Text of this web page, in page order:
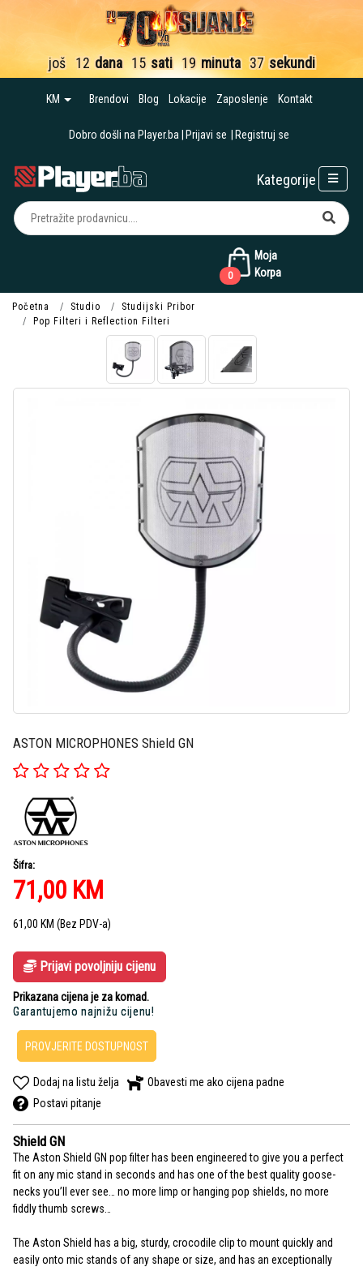
još 12 dana 15 sati 19 minuta 37 sekundi
KM Brendovi Blog Lokacije Zaposlenje Kontakt
Dobro došli na Player.ba Prijavi se Registruj se
Moja
Korpa
0
Kategorije
Početna Studio
Studijski Pribor
Pop Filteri i Reflection Filteri
ASTON MICROPHONES Shield GN
Šifra:
71,00 KM
61,00 KM (Bez PDV-a)
Prijavi povoljniju cijenu
Prikazana cijena je za komad.
Garantujemo najnižu cijenu!
PROVJERITE DOSTUPNOST
Dodaj na listu želja
Obavesti me ako cijena padne
Postavi pitanje
Shield GN
The Aston Shield GN pop filter has been engineered to give you a perfect
fit on any mic stand in seconds and has one of the best quality goose-
necks you’ll ever see… no more limp or hanging pop shields, no more
fiddly thumb screws…
The Aston Shield has a big, sturdy, crocodile clip to mount quickly and
easily onto mic stands of any shape or size, and has an exceptionally